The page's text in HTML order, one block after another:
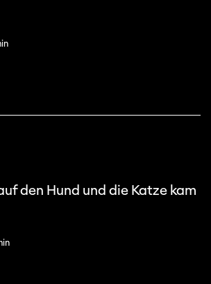
den Hund und die Katze kam